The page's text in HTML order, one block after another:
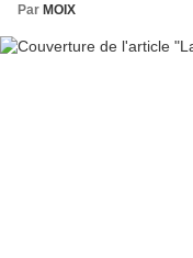
Par MOIX